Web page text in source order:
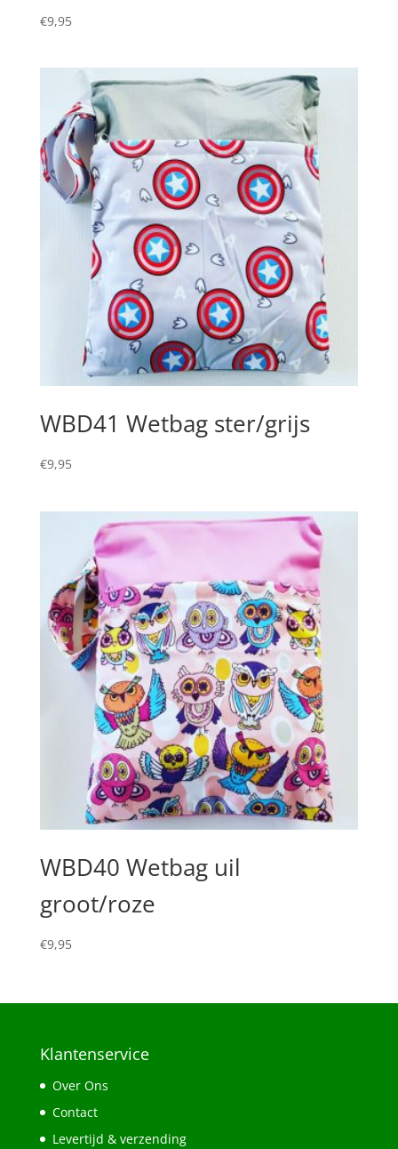
€9,95
WBD41 Wetbag ster/grijs
€9,95
WBD40 Wetbag uil
groot/roze
€9,95
Klantenservice
Over Ons
Contact
Levertijd & verzending